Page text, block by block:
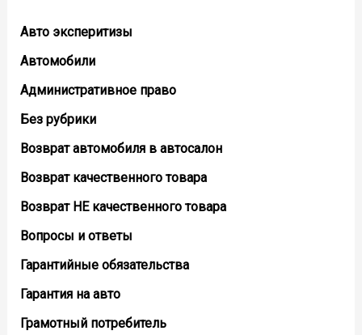
Авто эксперитизы
Автомобили
Административное право
Без рубрики
Возврат автомобиля в автосалон
Возврат кaчественного товара
Возврат НЕ качественного товара
Вопросы и ответы
Гарантийные обязательства
Гарантия на авто
Грамотный потребитель